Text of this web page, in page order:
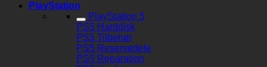
PlayStation
PlayStation 5
PS5 Harddisk
PS5 Tilbehør
PS5 Reservedele
PS5 Reparation